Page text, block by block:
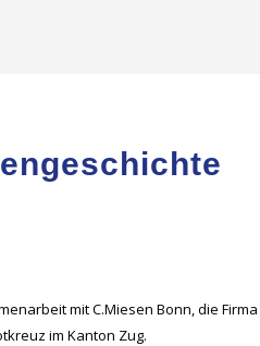
mit C.Miesen Bonn, die Firma
im Kanton Zug.